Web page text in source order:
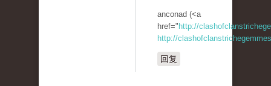
anconad (<a
href=" http://
http://
回复